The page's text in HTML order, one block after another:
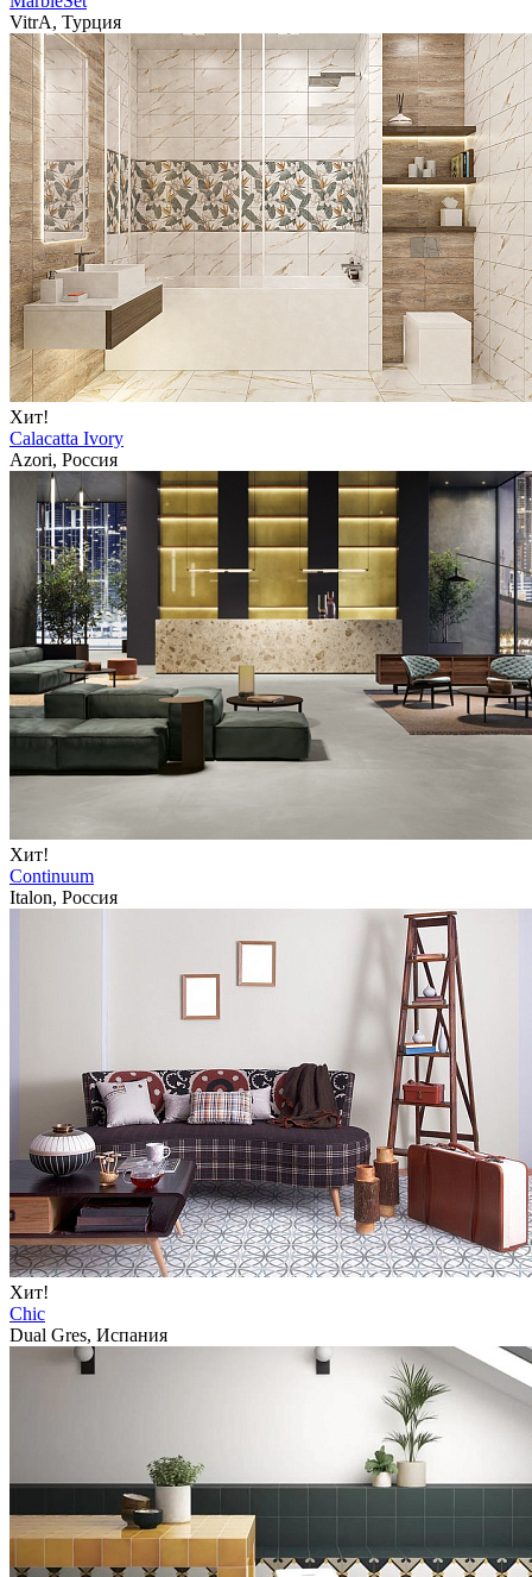
VitrA, Турция
Хит!
Calacatta Ivory
Azori, Россия
Хит!
Continuum
Italon, Россия
Хит!
Chic
Dual Gres, Испания